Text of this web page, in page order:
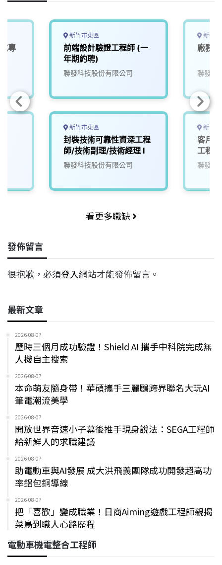
專
新竹市東區
前端設計驗證工程師 (一
年期約聘)
聯發科技股份有限公司
新竹市東區
封裝技術可靠性資深工程
師/技術副理/技術經理 I
聯發科技股份有限公司
新竹
廠務
聯發科
新竹
客戶
工程師
聯發科
看更多職缺
發佈留言
很抱歉，必須登入網站才能發佈留言。
最新文章
2026-08-07
歷時三個月成功驗證！Shield AI 攜手中科院完成無
人機自主搜索
2026-08-07
本命萌友隨身帶！華碩攜手三麗鷗跨界聯名大玩AI
筆電潮流美學
2026-08-07
開放世界音速小子幕後推手現身說法：SEGA工程師
給新鮮人的求職建議
2026-08-07
助電動車與AI發展 成大洪飛義團隊成功開發超高功
率鋁包銅導線
2026-08-07
把「喜歡」變成職業！日商Aiming遊戲工程師親揭
菜鳥到職人心路歷程
電動車機電整合工程師